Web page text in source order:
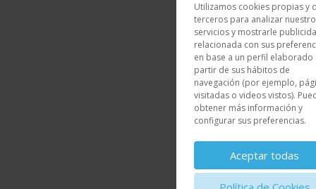
Utilizamos cookies propias y
terceros para analizar
servicios y mostrarle
relacionada con sus
en base a un perfil elaborado
partir de sus hábitos de
navegación (por ejemplo,
visitadas o videos vistos).
obtener más información y
configurar sus preferencias.
Aceptar todas